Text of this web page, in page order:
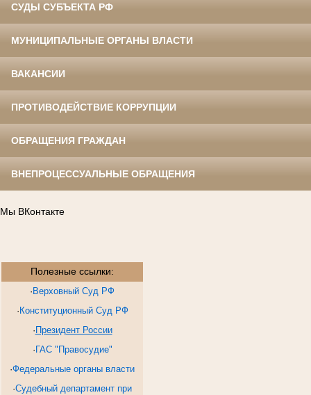
СУДЫ СУБЪЕКТА РФ
МУНИЦИПАЛЬНЫЕ ОРГАНЫ ВЛАСТИ
ВАКАНСИИ
ПРОТИВОДЕЙСТВИЕ КОРРУПЦИИ
ОБРАЩЕНИЯ ГРАЖДАН
ВНЕПРОЦЕССУАЛЬНЫЕ ОБРАЩЕНИЯ
Мы ВКонтакте
Полезные ссылки:
· Верховный Суд РФ
· Конституционный Суд РФ
· Президент России
· ГАС "Правосудие"
·Федеральные органы власти
·Судебный департамент при